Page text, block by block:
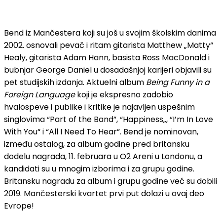
Bend iz Mančestera koji su još u svojim školskim danima
2002. osnovali pevač i ritam gitarista Matthew „Matty“
Healy, gitarista Adam Hann, basista Ross MacDonald i
bubnjar George Daniel u dosadašnjoj karijeri objavili su
pet studijskih izdanja. Aktuelni album Being Funny in a
Foreign Languagekoji je ekspresno zadobio
hvalospeve i publike i kritike je najavljen uspešnim
singlovima “Part of the Band”, “Happiness„, “I’m In Love
With You“ i “All I Need To Hear”. Bend je nominovan,
između ostalog, za album godine pred britansku
dodelu nagrada, 11. februara u O2 Areni u Londonu, a
kandidati su u mnogim izborima i za grupu godine.
Britansku nagradu za album i grupu godine već su dobili
2019. Mančesterski kvartet prvi put dolazi u ovaj deo
Evrope!